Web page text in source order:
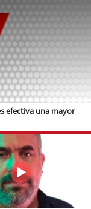
efectiva una mayor